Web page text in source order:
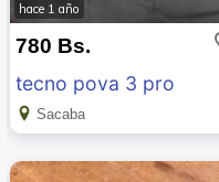
hace 1 año
780 Bs.
tecno pova 3 pro
Sacaba